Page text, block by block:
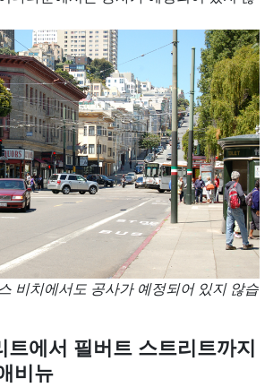
비치에서도 공사가 예정되어 있지 않습
트에서 필버트 스트리트까지
비뉴